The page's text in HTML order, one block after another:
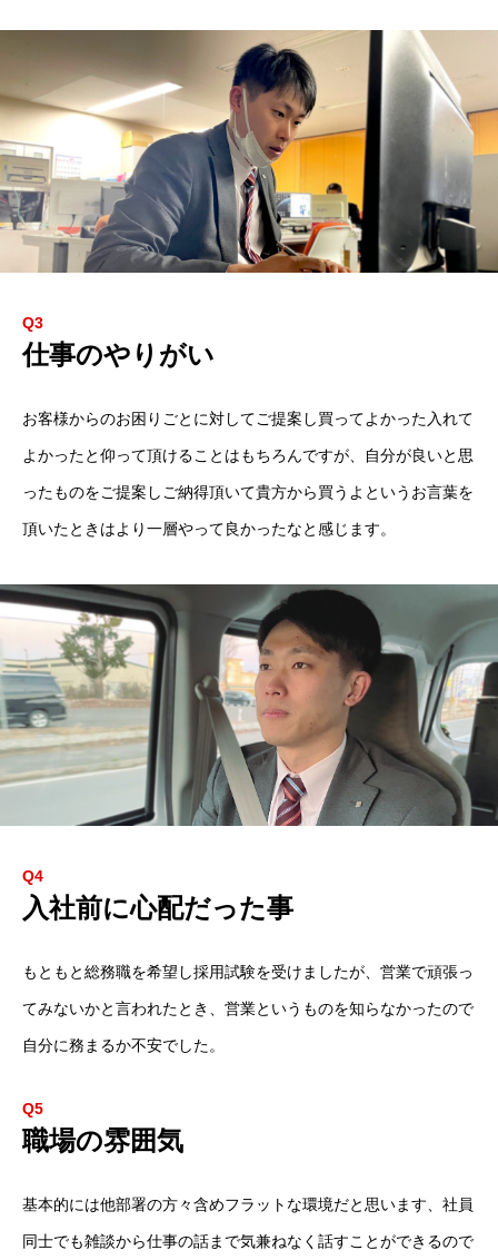
Q3
仕事のやりがい
お客様からのお困りごとに対してご提案し買ってよかった入れて
よかったと仰って頂けることはもちろんですが、自分が良いと思
ったものをご提案しご納得頂いて貴方から買うよというお言葉を
頂いたときはより一層やって良かったなと感じます。
Q4
入社前に心配だった事
もともと総務職を希望し採用試験を受けましたが、営業で頑張っ
てみないかと言われたとき、営業というものを知らなかったので
自分に務まるか不安でした。
Q5
職場の雰囲気
基本的には他部署の方々含めフラットな環境だと思います、社員
同士でも雑談から仕事の話まで気兼ねなく話すことができるので